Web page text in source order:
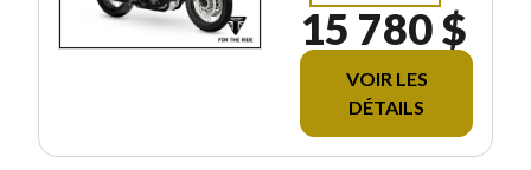
15 780 $
VOIR LES
DÉTAILS